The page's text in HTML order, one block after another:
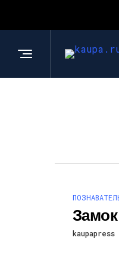
kaupapress